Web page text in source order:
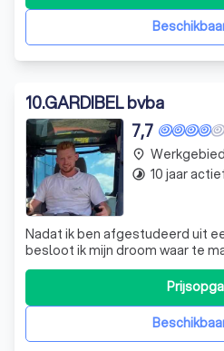
10.GARDIBEL bvba
7,7
Nadat ik ben afgestudeerd uit
besloot ik mijn droom waar te maken. Gardibel
opgericht met een welbepaald
stellen voor mensen die hun
onderhouden, verfrissen of
onderhoud,tot grote
place
timelapse 10 jaar